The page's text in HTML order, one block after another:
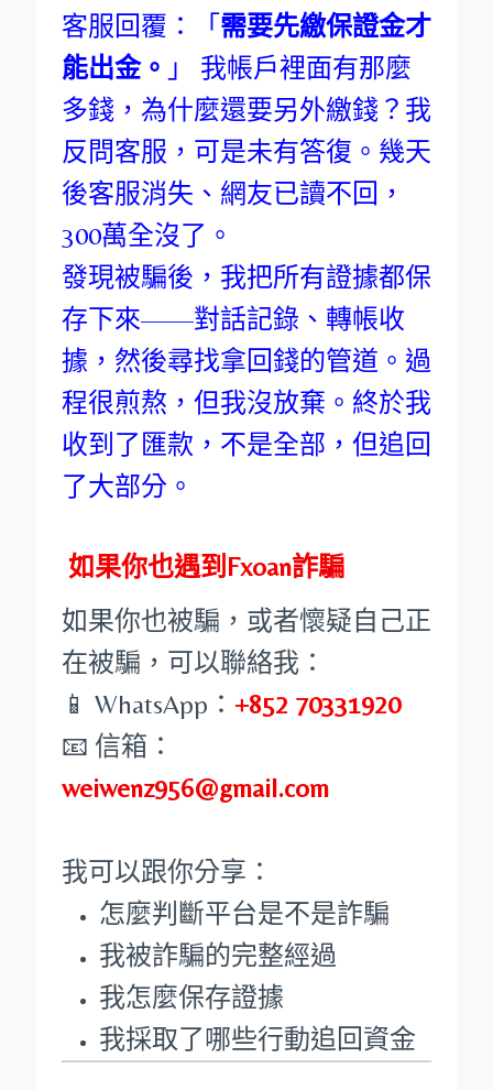
客服回覆：「 需要先繳保證金才
能出金。 」 我帳戶裡面有那麼
多錢，為什麼還要另外繳錢？我
反問客服，可是未有答復。幾天
後客服消失、網友已讀不回，
300萬全沒了。
發現被騙後，我把所有證據都保
存下來——對話記錄、轉帳收
據，然後尋找拿回錢的管道。過
程很煎熬，但我沒放棄。終於我
收到了匯款，不是全部，但追回
了大部分。
如果你也遇到Fxoan詐騙
如果你也被騙，或者懷疑自己正
在被騙，可以聯絡我：
📱 WhatsApp： +852 70331920
📧 信箱：
weiwenz956@gmail.com
我可以跟你分享：
怎麼判斷平台是不是詐騙
我被詐騙的完整經過
我怎麼保存證據
我採取了哪些行動追回資金